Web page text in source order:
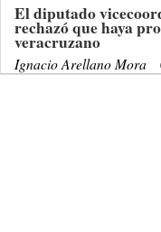
El diputado
rechazó que haya
veracruzano
Ignacio Arellano Mora